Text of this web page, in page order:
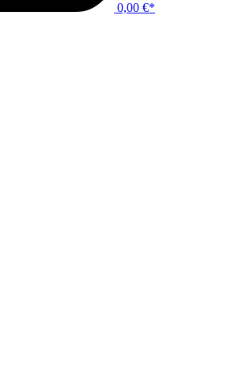
0,00 €*